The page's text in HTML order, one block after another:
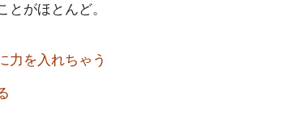
がほとんど。
力を入れちゃう